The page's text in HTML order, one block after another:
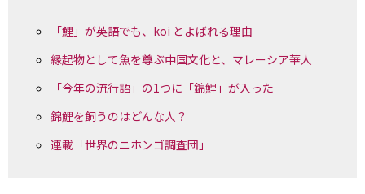
「鯉」が英語でも、koi とよばれる理由
縁起物として魚を尊ぶ中国文化と、マレーシア華人
「今年の流行語」の1つに「錦鯉」が入った
錦鯉を飼うのはどんな人？
連載「世界のニホンゴ調査団」